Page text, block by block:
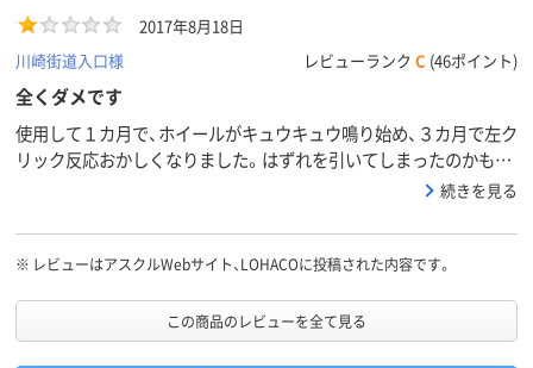
2017年8月18日
川崎街道入口様
レビューランク C (46ポイント)
全くダメです
使用して１カ月で、ホイールがキュウキュウ鳴り始め、３カ月で左ク
リック反応おかしくなりました。はずれを引いてしまったのかもし
続きを見る
※ レビューはアスクルWebサイト、LOHACOに投稿された内容です。
この商品のレビューを全て見る